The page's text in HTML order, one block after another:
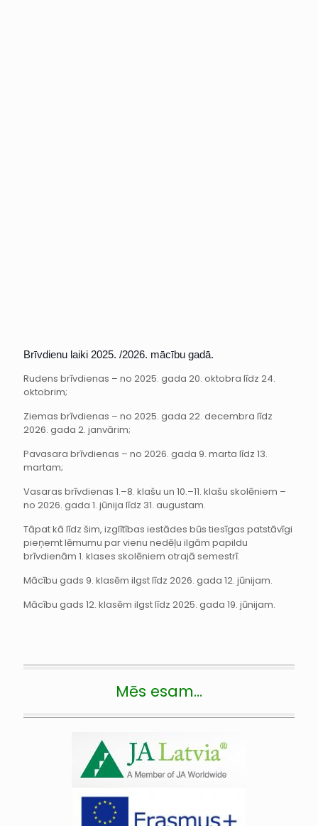
Brīvdienu laiki 2025. /2026. mācību gadā.
Rudens brīvdienas – no 2025. gada 20. oktobra līdz 24.
oktobrim;
Ziemas brīvdienas – no 2025. gada 22. decembra līdz
2026. gada 2. janvārim;
Pavasara brīvdienas – no 2026. gada 9. marta līdz 13.
martam;
Vasaras brīvdienas 1.–8. klašu un 10.–11. klašu skolēniem –
no 2026. gada 1. jūnija līdz 31. augustam.
Tāpat kā līdz šim, izglītības iestādes būs tiesīgas patstāvīgi
pieņemt lēmumu par vienu nedēļu ilgām papildu
brīvdienām 1. klases skolēniem otrajā semestrī.
Mācību gads 9. klasēm ilgst līdz 2026. gada 12. jūnijam.
Mācību gads 12. klasēm ilgst līdz 2025. gada 19. jūnijam.
Mēs esam…